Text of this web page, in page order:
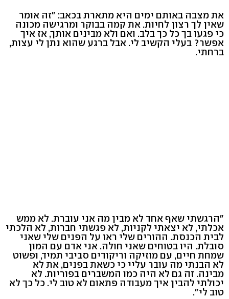
את מצבה באותם ימים היא מתארת בכאב: "זה אומר
שאין לך רצון לחיות. את קמה בבוקר ומרגישה מכונה
כי פגעו בך כל כך בלב. ואם ולא מבינים אותך, אז איך
אפשר? בעלי הקשיב לי. אבל ברגע שהוא נתן לי עצות,
ברחתי.
"הרגשתי שאף אחד לא מבין מה אני עוברת. לא ממש
אכלתי, לא יצאתי לקניות, לא פגשתי חברות, לא הלכתי
לבית הכנסת. ההורים שלי ראו על הפנים שלי שאני
סובלת. היו בטוחים שאני חולה. אני אדם עם המון
שמחת חיים, עם מוזיקה וריקודים סביבי תמיד, ופשוט
לא הבנתי מה עובר עליי כי כשאת בפנים, את לא
מבינה. זה גם לא היה כמו המשברים בפוריות. לא
יכולתי להבין איך מעבודה פתאום לא טוב לי. כל כך לא
טוב לי".